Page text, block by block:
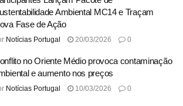
Ambiental MC14 e Traçam
Fase de Ação
Notícias Portugal 20/03/2026 0
no Oriente Médio provoca contaminação
e aumento nos preços
Notícias Portugal 10/03/2026 0